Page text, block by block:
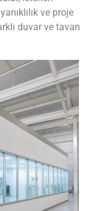
ve proje
duvar ve tavan